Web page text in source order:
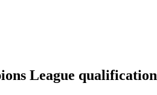
League qualification